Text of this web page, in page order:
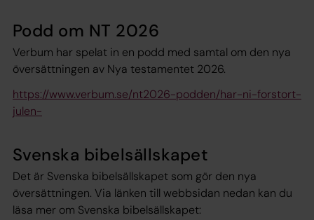
Podd om NT 2026
Verbum har spelat in en podd med samtal om den nya
översättningen av Nya testamentet 2026.
https://www.verbum.se/nt2026-podden/har-ni-forstort-
julen-
Svenska bibelsällskapet
Det är Svenska bibelsällskapet som gör den nya
översättningen. Via länken till webbsidan nedan kan du
läsa mer om Svenska bibelsällskapet: